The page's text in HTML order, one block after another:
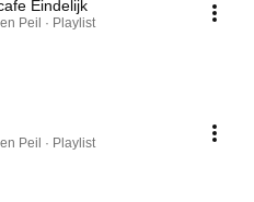
Eindelijk
Peil · Playlist
Peil · Playlist